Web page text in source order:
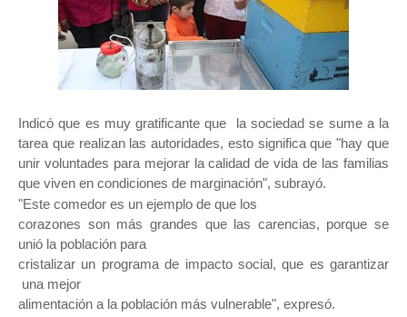
Indicó que es muy gratificante que la sociedad se sume a la
tarea que realizan las autoridades, esto significa que "hay que
unir voluntades para mejorar la calidad de vida de las familias
que viven en condiciones de marginación", subrayó.
"Este comedor es un ejemplo de que los
corazones son más grandes que las carencias, porque se
unió la población para
cristalizar un programa de impacto social, que es garantizar
una mejor
alimentación a la población más vulnerable", expresó.